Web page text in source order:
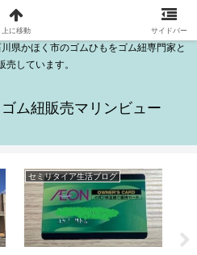
える2DKのきれいな部屋が16室ある賃貸
ビューの越野勤は、セミリタイアをしな
県かほく市のゴムひもをゴム紐専門家と
売しています。
ム紐販売マリンビュー
セミリタイア生活ブログ
上に移動 サイドバー